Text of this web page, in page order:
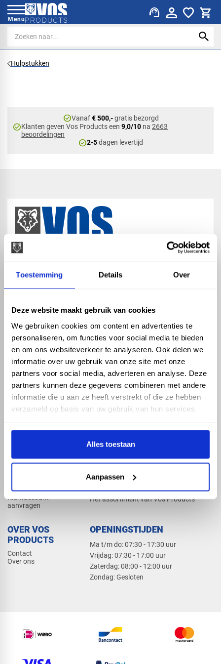
Toestemming Details Over
Deze website maakt gebruik van cookies
We gebruiken cookies om content en advertenties te
personaliseren, om functies voor social media te bieden
en om ons websiteverkeer te analyseren. Ook delen we
informatie over uw gebruik van onze site met onze
partners voor social media, adverteren en analyse. Deze
partners kunnen deze gegevens combineren met andere
informatie die u aan ze heeft verstrekt of die ze hebben
verzameld op basis van uw gebruik van hun services.
Alles toestaan
Aanpassen
Menu support_agent
Hulpstukken
check_circleVanaf€ 500,-gratis bezorgd
check_circleKlanten geven Vos Products een9,0/10 na2663
beoordelingen
check_circle2-5dagen levertijd
ASSORTIMENT
Hemelwaterafvoer
Drukleiding
Beregening
Dak en gevel
KENNIS EN HULP
Klantenservice
Kennisbank
Klantaccount
aanvragen
PRODUCTCATALOGUS 2026
Het assortiment van Vos Products
OVER VOS
PRODUCTS
Contact
Over ons
OPENINGSTIJDEN
Ma t/m do: 07:30 - 17:30 uur
​Vrijdag: 07:30 - 17:00 uur
​Zaterdag: 08:00 - 12:00 uur
​Zondag: Gesloten
phone_enabled +31 416 75 02 55
mail info@vosproducts.nl
check_circleDé bouwmarkt van Altena
check_circle Direct uit grote voorraad geleverd met eigen transport
check_circleLevering in NL en BE